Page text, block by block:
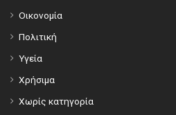
Οικονομία
Πολιτική
Υγεία
Χρήσιμα
Χωρίς κατηγορία